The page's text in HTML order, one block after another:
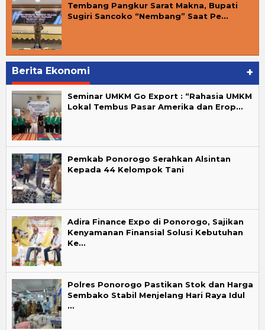
Tembang Pangkur Sarat Makna, Bupati
Sugiri Sancoko “Nembang” Saat Pe…
Berita Ekonomi +
Seminar UMKM Go Export : “Rahasia UMKM
Lokal Tembus Pasar Amerika dan Erop…
Pemkab Ponorogo Serahkan Alsintan
Kepada 44 Kelompok Tani
Adira Finance Expo di Ponorogo, Sajikan
Kenyamanan Finansial Solusi Kebutuhan
Ke…
Polres Ponorogo Pastikan Stok dan Harga
Sembako Stabil Menjelang Hari Raya Idul
…